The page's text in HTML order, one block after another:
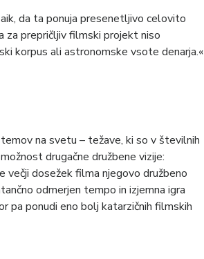
da ta ponuja presenetljivo celovito
za prepričljiv filmski projekt niso
korpus ali astronomske vsote denarja.«
na svetu – težave, ki so v številnih
drugačne družbene vizije:
večji dosežek filma njegovo družbeno
odmerjen tempo in izjemna igra
pa ponudi eno bolj katarzičnih filmskih